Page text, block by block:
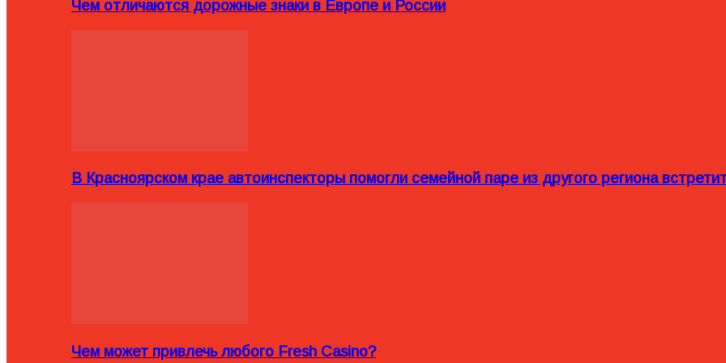
Чем отличаются дорожные знаки в Европе и России
В Красноярском крае автоинспекторы помогли семейной паре из другого региона
Чем может привлечь любого Fresh Casino?